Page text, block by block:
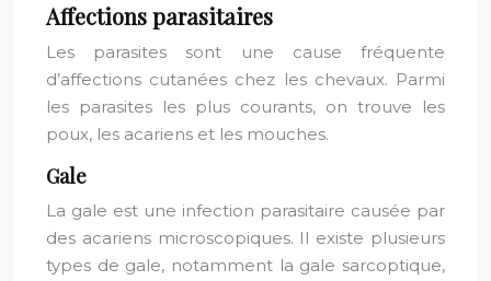
Affections parasitaires
Les parasites sont une cause fréquente
d’affections cutanées chez les chevaux. Parmi
les parasites les plus courants, on trouve les
poux, les acariens et les mouches.
Gale
La gale est une infection parasitaire causée par
des acariens microscopiques. Il existe plusieurs
types de gale, notamment la gale sarcoptique,